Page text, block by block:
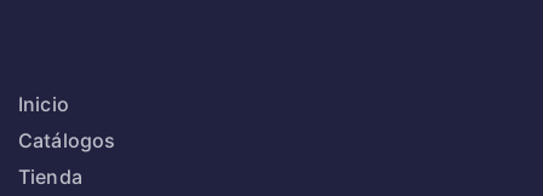
Inicio
Catálogos
Tienda